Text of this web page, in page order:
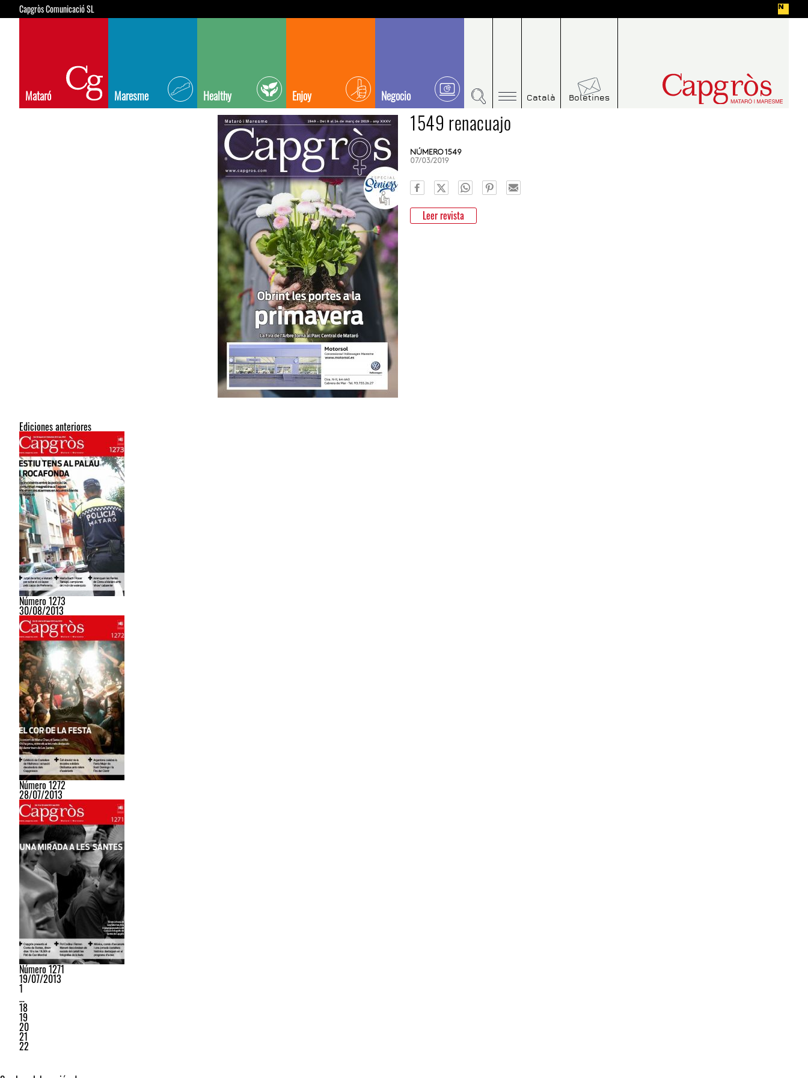
Capgròs Comunicació SL
Mataró Maresme Healthy Enjoy Negocio Català Boletines
1549 renacuajo
NÚMERO 1549
07/03/2019
Leer revista
Ediciones anteriores
Número 1273
30/08/2013
Número 1272
28/07/2013
Número 1271
19/07/2013
1
…
18
19
20
21
22